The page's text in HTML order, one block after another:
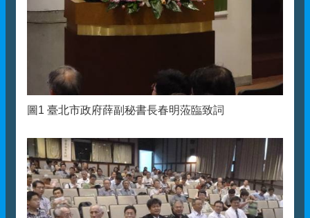
圖1 臺北市政府薛副秘書長春明蒞臨致詞